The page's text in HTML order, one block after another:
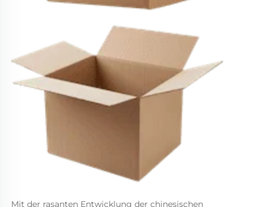
Mit der rasanten Entwicklung der chinesischen